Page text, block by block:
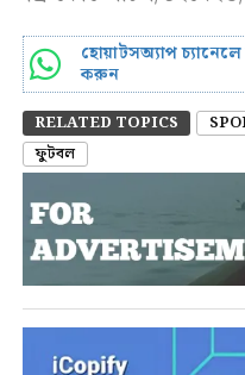
হোয়াটসঅ্যাপ
করুন
RELATED TOPICS
ফুটবল